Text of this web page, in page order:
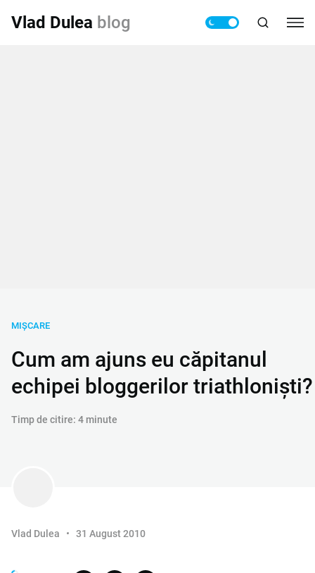
Vlad Dulea blog
MIȘCARE
Cum am ajuns eu căpitanul
echipei bloggerilor triathloniști?
Timp de citire: 4 minute
Vlad Dulea 31 August 2010